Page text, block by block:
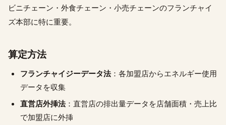
ビニチェーン・外食チェーン・小売チェーンのフランチャイ
ズ本部に特に重要。
算定方法
フランチャイジーデータ法：各加盟店からエネルギー使用
データを収集
直営店外挿法：直営店の排出量データを店舗面積・売上比
で加盟店に外挿